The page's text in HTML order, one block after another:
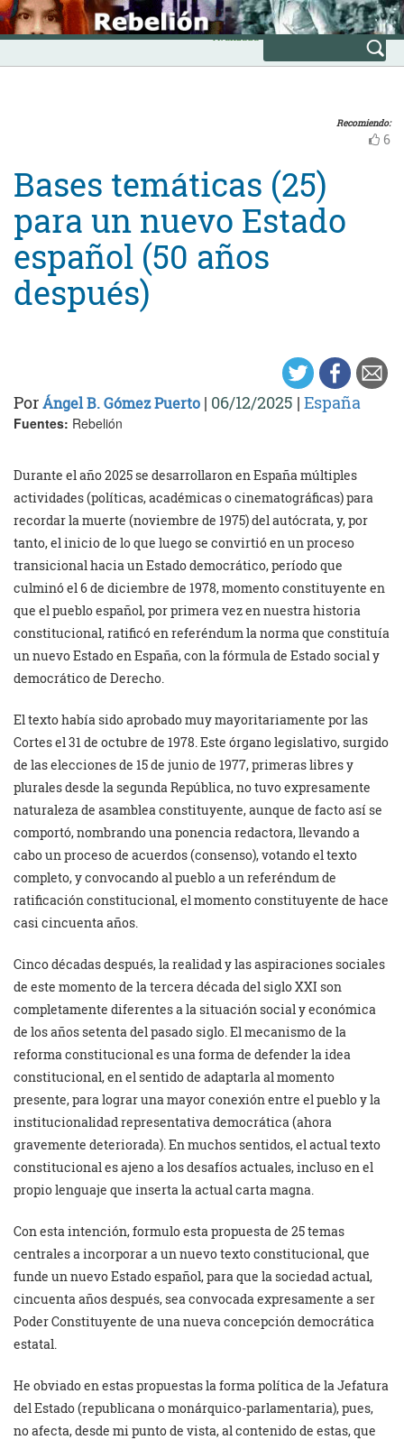
Skip
to
content
INICIO
Avanzada
Recomiendo:
6
Bases temáticas (25)
para un nuevo Estado
español (50 años
después)
PorÁngel B. Gómez Puerto | 06/12/2025 | España
Fuentes: Rebelión
Durante el año 2025 se desarrollaron en España múltiples
actividades (políticas, académicas o cinematográficas) para
recordar la muerte (noviembre de 1975) del autócrata, y, por
tanto, el inicio de lo que luego se convirtió en un proceso
transicional hacia un Estado democrático, período que
culminó el 6 de diciembre de 1978, momento constituyente en
que el pueblo español, por primera vez en nuestra historia
constitucional, ratificó en referéndum la norma que constituía
un nuevo Estado en España, con la fórmula de Estado social y
democrático de Derecho.
El texto había sido aprobado muy mayoritariamente por las
Cortes el 31 de octubre de 1978. Este órgano legislativo, surgido
de las elecciones de 15 de junio de 1977, primeras libres y
plurales desde la segunda República, no tuvo expresamente
naturaleza de asamblea constituyente, aunque de facto así se
comportó, nombrando una ponencia redactora, llevando a
cabo un proceso de acuerdos (consenso), votando el texto
completo, y convocando al pueblo a un referéndum de
ratificación constitucional, el momento constituyente de hace
casi cincuenta años.
Cinco décadas después, la realidad y las aspiraciones sociales
de este momento de la tercera década del siglo XXI son
completamente diferentes a la situación social y económica
de los años setenta del pasado siglo. El mecanismo de la
reforma constitucional es una forma de defender la idea
constitucional, en el sentido de adaptarla al momento
presente, para lograr una mayor conexión entre el pueblo y la
institucionalidad representativa democrática (ahora
gravemente deteriorada). En muchos sentidos, el actual texto
constitucional es ajeno a los desafíos actuales, incluso en el
propio lenguaje que inserta la actual carta magna.
Con esta intención, formulo esta propuesta de 25 temas
centrales a incorporar a un nuevo texto constitucional, que
funde un nuevo Estado español, para que la sociedad actual,
cincuenta años después, sea convocada expresamente a ser
Poder Constituyente de una nueva concepción democrática
estatal.
He obviado en estas propuestas la forma política de la Jefatura
del Estado (republicana o monárquico-parlamentaria), pues,
no afecta, desde mi punto de vista, al contenido de estas, que